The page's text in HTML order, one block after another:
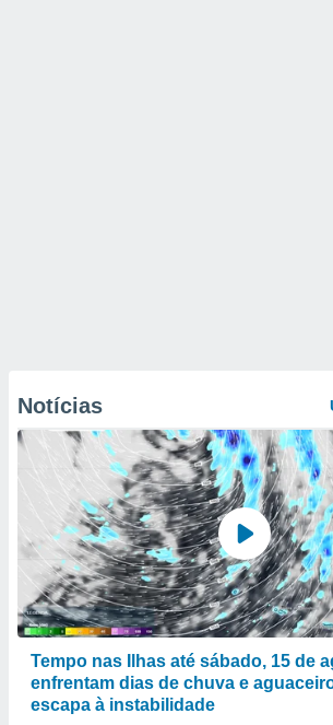
Notícias
Tempo nas Ilhas até sábado, 15 de
enfrentam dias de chuva e
escapa à instabilidade